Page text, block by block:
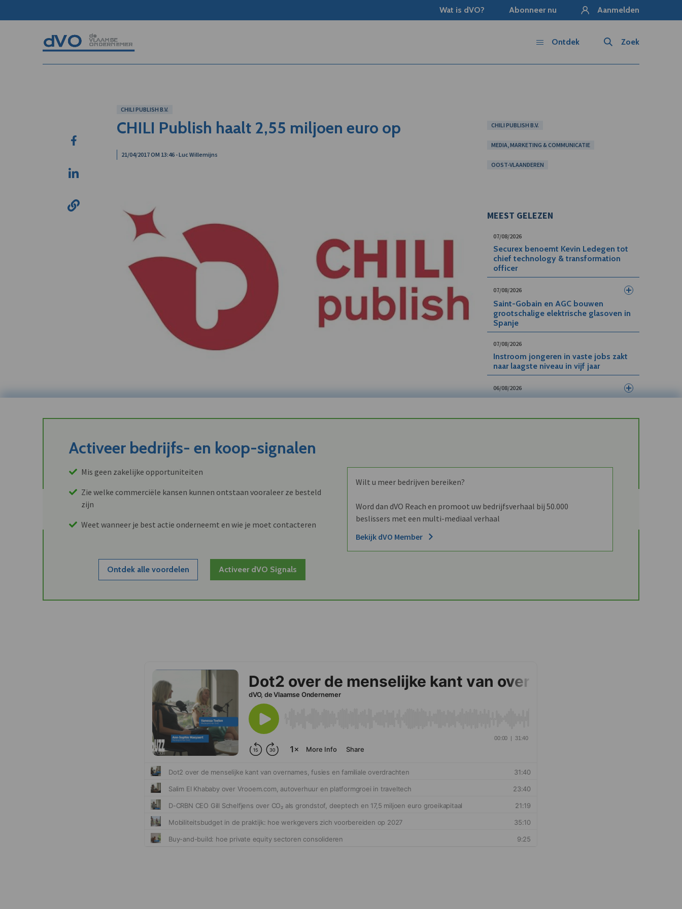
Wat is dVO? Abonneer nu Aanmelden
Zoek
Ontdek
CHILI PUBLISH B.V.
CHILI Publish haalt 2,55 miljoen euro op
21/04/2017 OM 13:46 - Luc Willemijns
CHILI PUBLISH B.V.
MEDIA, MARKETING & COMMUNICATIE
OOST-VLAANDEREN
MEEST GELEZEN
07/08/2026
Securex benoemt Kevin Ledegen tot
chief technology & transformation
officer
07/08/2026
Saint-Gobain en AGC bouwen
grootschalige elektrische glasoven in
Spanje
07/08/2026
Instroom jongeren in vaste jobs zakt
naar laagste niveau in vijf jaar
06/08/2026
Antwerpen
Activeer bedrijfs- en koop-signalen
Mis geen zakelijke opportuniteiten
Zie welke commerciële kansen kunnen ontstaan vooraleer ze besteld
zijn
Weet wanneer je best actie onderneemt en wie je moet contacteren
Ontdek alle voordelen Activeer dVO Signals
Wilt u meer bedrijven bereiken?
Word dan dVO Reach en promoot uw bedrijfsverhaal bij 50.000
beslissers met een multi-mediaal verhaal
Bekijk dVO Member